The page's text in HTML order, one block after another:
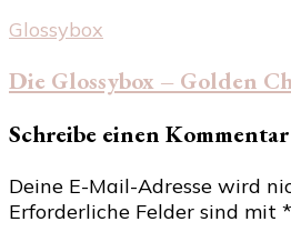
Glossybox
Die Glossybox – Golden
Schreibe einen Kommentar
Deine E-Mail-Adresse wird
Erforderliche Felder sind mit *